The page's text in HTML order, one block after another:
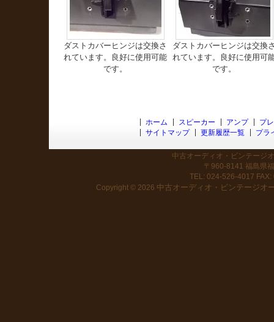
ダストカバーヒンジは交換さ
れています。良好に使用可能
です。
ダストカバーヒンジは交換
れています。良好に使用可
です。
ホーム スピーカー アンプ
プ
サイトマップ
更新履歴一覧 プラ
中古オーディオ・ビンテージ
〒960-8141 福島県
TEL: 024-526-4017
Copyright © 2026 中古オーディオ・ビンテージオ